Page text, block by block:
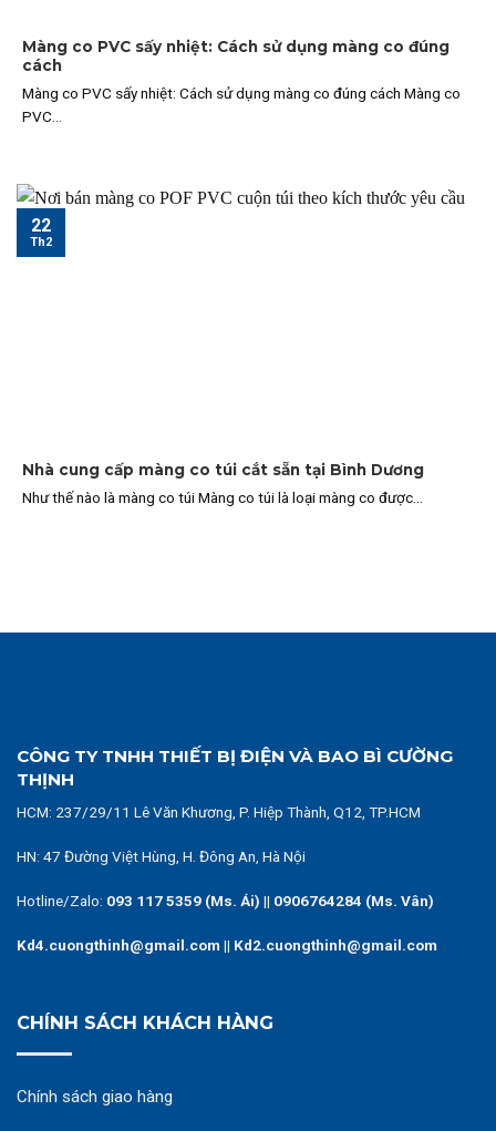
Màng co PVC sấy nhiệt: Cách sử dụng màng co đúng
cách
Màng co PVC sấy nhiệt: Cách sử dụng màng co đúng cách Màng co
PVC...
Nhà cung cấp màng co túi cắt sẵn tại Bình Dương
Như thế nào là màng co túi Màng co túi là loại màng co được...
22
Th2
CÔNG TY TNHH THIẾT BỊ ĐIỆN VÀ BAO BÌ CƯỜNG
THỊNH
HCM: 237/29/11 Lê Văn Khương, P. Hiệp Thành, Q12, TP.HCM
HN: 47 Đường Việt Hùng, H. Đông An, Hà Nội
Hotline/Zalo: 093 117 5359 (Ms. Ái) || 0906764284 (Ms. Vân)
Kd4.cuongthinh@gmail.com || Kd2.cuongthinh@gmail.com
CHÍNH SÁCH KHÁCH HÀNG
Chính sách giao hàng